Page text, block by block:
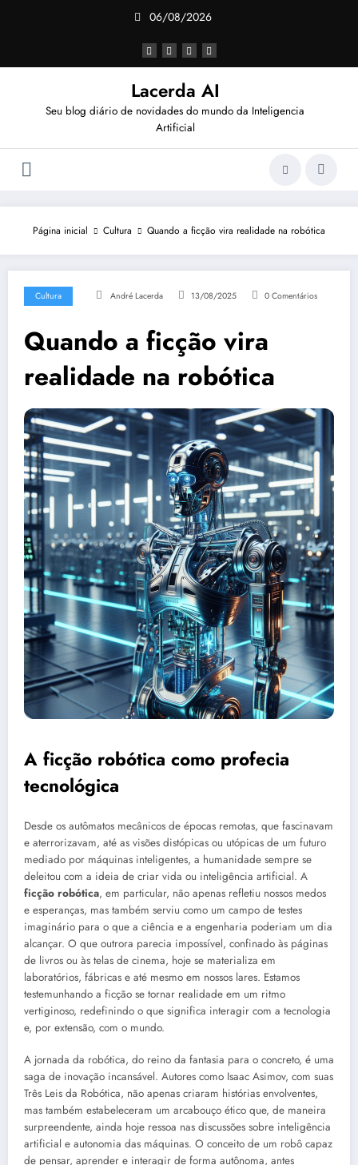
06/08/2026
Lacerda AI
Seu blog diário de novidades do mundo da Inteligencia
Artificial
Página inicial Cultura Quando a ficção vira realidade na robótica
Cultura André Lacerda 13/08/2025 0 Comentários
Quando a ficção vira
realidade na robótica
A ficção robótica como profecia
tecnológica
Desde os autômatos mecânicos de épocas remotas, que fascinavam
e aterrorizavam, até as visões distópicas ou utópicas de um futuro
mediado por máquinas inteligentes, a humanidade sempre se
deleitou com a ideia de criar vida ou inteligência artificial. A
ficção robótica, em particular, não apenas refletiu nossos medos
e esperanças, mas também serviu como um campo de testes
imaginário para o que a ciência e a engenharia poderiam um dia
alcançar. O que outrora parecia impossível, confinado às páginas
de livros ou às telas de cinema, hoje se materializa em
laboratórios, fábricas e até mesmo em nossos lares. Estamos
testemunhando a ficção se tornar realidade em um ritmo
vertiginoso, redefinindo o que significa interagir com a tecnologia
e, por extensão, com o mundo.
A jornada da robótica, do reino da fantasia para o concreto, é uma
saga de inovação incansável. Autores como Isaac Asimov, com suas
Três Leis da Robótica, não apenas criaram histórias envolventes,
mas também estabeleceram um arcabouço ético que, de maneira
surpreendente, ainda hoje ressoa nas discussões sobre inteligência
artificial e autonomia das máquinas. O conceito de um robô capaz
de pensar, aprender e interagir de forma autônoma, antes